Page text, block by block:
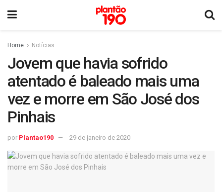
Home Notícias
Jovem que havia sofrido
atentado é baleado mais uma
vez e morre em São José dos
Pinhais
por Plantao190 29 de janeiro de 2020